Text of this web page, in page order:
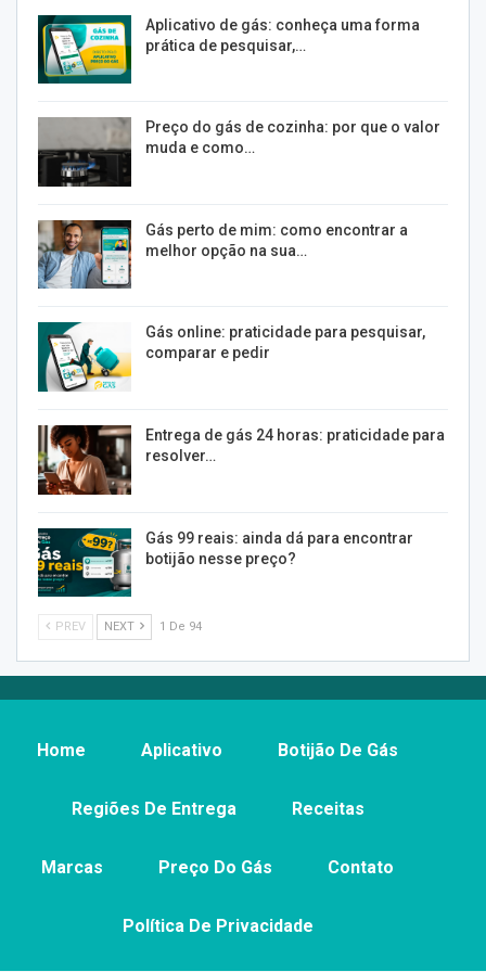
Aplicativo de gás: conheça uma forma
prática de pesquisar,…
Preço do gás de cozinha: por que o valor
muda e como…
Gás perto de mim: como encontrar a
melhor opção na sua…
Gás online: praticidade para pesquisar,
comparar e pedir
Entrega de gás 24 horas: praticidade para
resolver…
Gás 99 reais: ainda dá para encontrar
botijão nesse preço?
PREV NEXT 1 De 94
Home Aplicativo Botijão De Gás
Regiões De Entrega Receitas
Marcas Preço Do Gás Contato
Política De Privacidade